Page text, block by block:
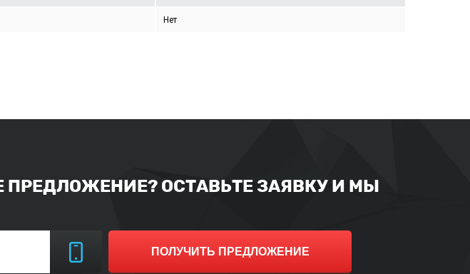
Нет
ОСТАВЬТЕ ЗАЯВКУ И МЫ
ПОЛУЧИТЬ ПРЕДЛОЖЕНИЕ